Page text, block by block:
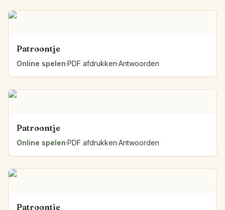
Patroontje
Online spelen·PDF afdrukken·Antwoorden
Patroontje
Online spelen·PDF afdrukken·Antwoorden
Patroontje